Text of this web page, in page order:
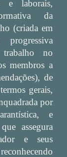
e laborais,
da
(criada em
trabalho no
membros a
de
gerais,
por
e
assegura
e seus